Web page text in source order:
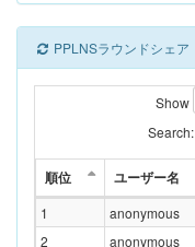
PPLNSラウンドシェア
Show
Search:
順位 ユーザー名
1 anonymous
2
anonymous